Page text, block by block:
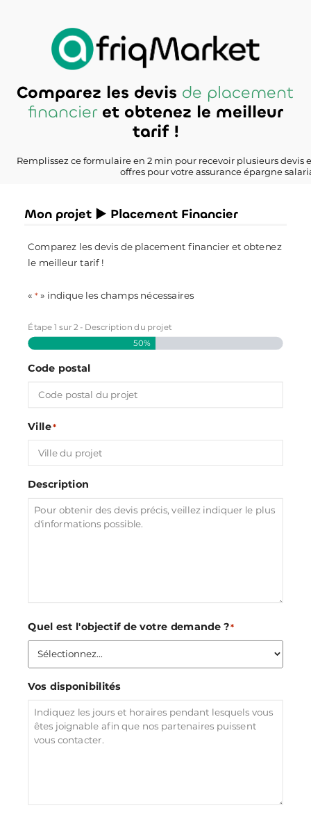
Comparez les devis de placement
financier et obtenez le meilleur
tarif !
Remplissez ce formulaire en 2 min pour recevoir plusieurs devis
offres pour votre assurance épargne
Mon projet ► Placement Financier
Comparez les devis de placement financier et obtenez
le meilleur tarif !
«* » indique les champs nécessaires
Étape1 sur2 - Description du projet
50%
Code postal
Ville*
Description
Quel est l'objectif de votre demande ?*
Vos disponibilités